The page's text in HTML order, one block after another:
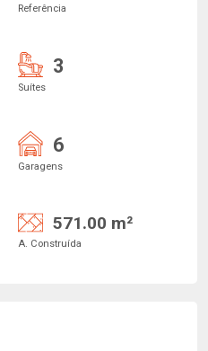
Referência
3
Suítes
6
Garagens
571.00 m²
A. Construída